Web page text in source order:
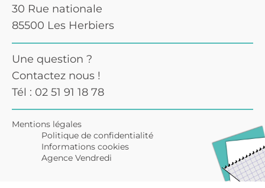
30 Rue nationale
85500 Les Herbiers
Une question ?
Contactez nous !
Tél : 02 51 91 18 78
Mentions légales
Politique de confidentialité
Informations cookies
Agence Vendredi